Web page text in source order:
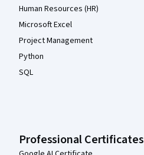
Human Resources (HR)
Microsoft Excel
Project Management
Python
SQL
Professional Certificates